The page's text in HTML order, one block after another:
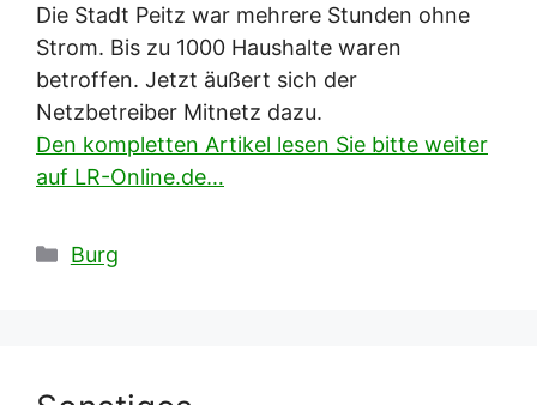
Die Stadt Peitz war mehrere Stunden ohne
Strom. Bis zu 1000 Haushalte waren
betroffen. Jetzt äußert sich der
Netzbetreiber Mitnetz dazu.
Den kompletten Artikel lesen Sie bitte weiter
auf LR-Online.de…
Kategorien
Burg